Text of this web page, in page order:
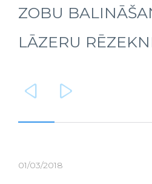
ZOBU
LĀZERU
 
01/03/2018